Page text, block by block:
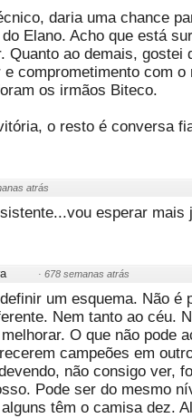
daria uma chance
Elano. Acho que está
Quanto ao demais, gostei
comprometimento com
os irmãos Biteco.
o resto é conversa
atrás
esperar mais
· 678 semanas atrás
um esquema. Não
Nem tanto ao céu.
O que não pode
campeões em
não consigo ver,
Pode ser do mesmo
têm o camisa dez.